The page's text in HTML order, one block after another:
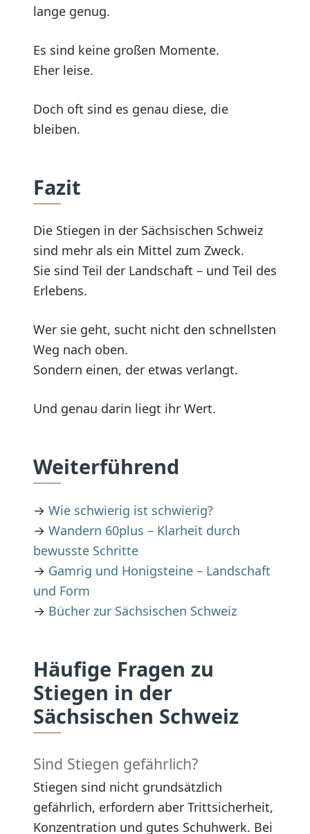
lange genug.
Es sind keine großen Momente.
Eher leise.
Doch oft sind es genau diese, die
bleiben.
Fazit
Die Stiegen in der Sächsischen Schweiz
sind mehr als ein Mittel zum Zweck.
Sie sind Teil der Landschaft – und Teil des
Erlebens.
Wer sie geht, sucht nicht den schnellsten
Weg nach oben.
Sondern einen, der etwas verlangt.
Und genau darin liegt ihr Wert.
Weiterführend
→ Wie schwierig ist schwierig?
→ Wandern 60plus – Klarheit durch
bewusste Schritte
→ Gamrig und Honigsteine – Landschaft
und Form
→ Bücher zur Sächsischen Schweiz
Häufige Fragen zu
Stiegen in der
Sächsischen Schweiz
Sind Stiegen gefährlich?
Stiegen sind nicht grundsätzlich
gefährlich, erfordern aber Trittsicherheit,
Konzentration und gutes Schuhwerk. Bei